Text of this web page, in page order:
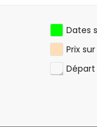
Dates
Prix